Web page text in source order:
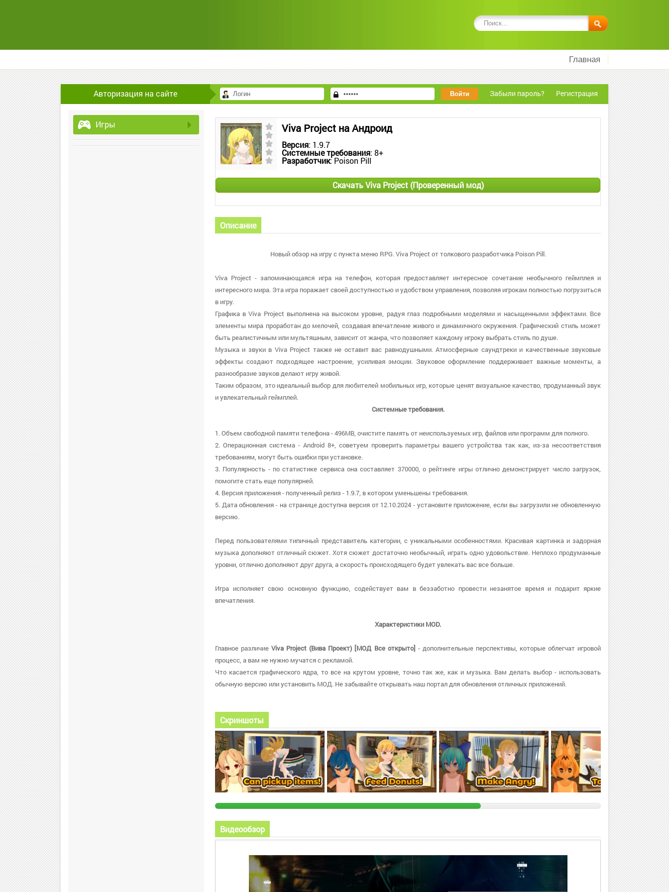
Главная
Авторизация на сайте Забыли пароль? Регистрация
Игры Viva Project на Андроид
Версия: 1.9.7
Системные требования: 8+
Разработчик: Poison Pill
Скачать Viva Project (Проверенный мод)
Описание
Новый обзор на игру с пункта меню RPG. Viva Project от толкового разработчика Poison Pill.
Viva Project - запоминающаяся игра на телефон, которая предоставляет интересное сочетание необычного геймплея и
интересного мира. Эта игра поражает своей доступностью и удобством управления, позволяя игрокам полностью погрузиться
в игру.
Графика в Viva Project выполнена на высоком уровне, радуя глаз подробными моделями и насыщенными эффектами. Все
элементы мира проработан до мелочей, создавая впечатление живого и динамичного окружения. Графический стиль может
быть реалистичным или мультяшным, зависит от жанра, что позволяет каждому игроку выбрать стиль по душе.
Музыка и звуки в Viva Project также не оставит вас равнодушными. Атмосферные саундтреки и качественные звуковые
эффекты создают подходящее настроение, усиливая эмоции. Звуковое оформление поддерживает важные моменты, а
разнообразие звуков делают игру живой.
Таким образом, это идеальный выбор для любителей мобильных игр, которые ценят визуальное качество, продуманный звук
и увлекательный геймплей.
Системные требования.
1. Объем свободной памяти телефона - 496MB, очистите память от неиспользуемых игр, файлов или программ для полного.
2. Операционная система - Android 8+, советуем проверить параметры вашего устройства так как, из-за несоответствия
требованиям, могут быть ошибки при установке.
3. Популярность - по статистике сервиса она составляет 370000, о рейтинге игры отлично демонстрирует число загрузок,
помогите стать еще популярней.
4. Версия приложения - полученный релиз - 1.9.7, в котором уменьшены требования.
5. Дата обновления - на странице доступна версия от 12.10.2024 - установите приложение, если вы загрузили не обновленную
версию.
Перед пользователями типичный представитель категории, с уникальными особенностями. Красивая картинка и задорная
музыка дополняют отличный сюжет. Хотя сюжет достаточно необычный, играть одно удовольствие. Неплохо продуманные
уровни, отлично дополняют друг друга, а скорость происходящего будет увлекать вас все больше.
Игра исполняет свою основную функцию, содействует вам в беззаботно провести незанятое время и подарит яркие
впечатления.
Характеристики MOD.
Главное различиеViva Project (Вива Проект) [МОД Все открыто] - дополнительные перспективы, которые облегчат игровой
процесс, а вам не нужно мучатся с рекламой.
Что касается графического ядра, то все на крутом уровне, точно так же, как и музыка. Вам делать выбор - использовать
обычную версию или установить МОД. Не забывайте открывать наш портал для обновления отличных приложений.
Скриншоты
Видеообзор